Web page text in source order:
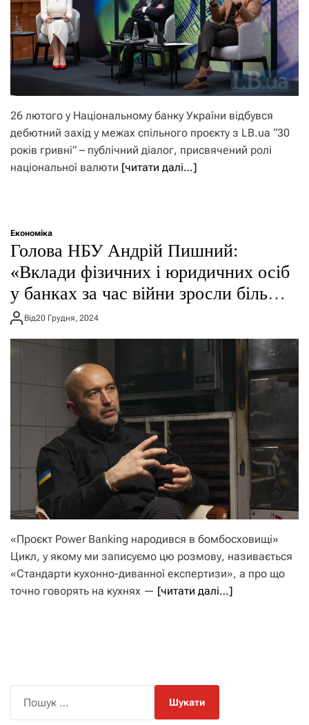
26 лютого у Національному банку України відбувся
дебютний захід у межах спільного проєкту з LB.ua “30
років гривні” – публічний діалог, присвячений ролі
національної валюти [читати далі…]
Економіка
Голова НБУ Андрій Пишний:
«Вклади фізичних і юридичних осіб
у банках за час війни зросли більш
як на 830 млрд грн»
Від20 Грудня, 2024
«Проєкт Power Banking народився в бомбосховищі»
Цикл, у якому ми записуємо цю розмову, називається
«Стандарти кухонно-диванної експертизи», а про що
точно говорять на кухнях — [читати далі…]